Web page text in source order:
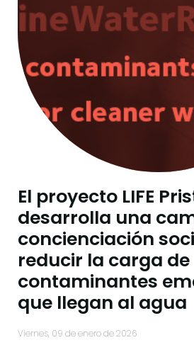
El proyecto LIFE
desarrolla una
concienciación
reducir la carga de
contaminantes
que llegan al agua
viernes, 09 de enero de 2026